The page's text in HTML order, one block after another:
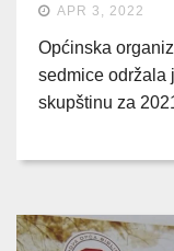
APR 3, 2022
Općinska
sedmice održala
skupštinu za